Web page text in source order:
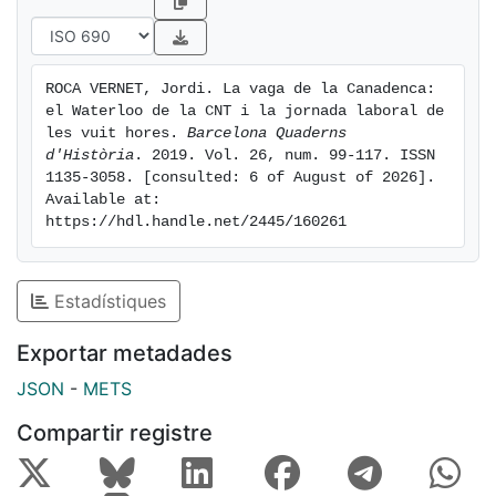
beneplàcit de la Federació Patronal de Catalunya.
L'experiència de la vaga va demostrar a la patronal les
conflictivitat obrera i controlar l'ordre públic; per tant,
tot i les múltiples tensions, va preferir cohabitar amb
els governs con- servadors i reformistes en lloc
d'optar per una alternativa reaccionària en què els
militars estiguessin al capdavant de les institucions
polítiques.
ROCA VERNET, Jordi. La vaga de la Canadenca:
el Waterloo de la CNT i la jornada laboral de
les vuit hores. Barcelona Quaderns
d'Història . 2019. Vol. 26, num. 99-117. ISSN
1135-3058. [consulted: 6 of August of 2026].
Available at:
https://hdl.handle.net/2445/160261
Estadístiques
Exportar metadades
JSON - METS
Compartir registre